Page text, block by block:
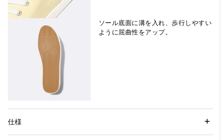
ソール底面に溝を入れ、歩行しやすい
ように屈曲性をアップ。
仕様